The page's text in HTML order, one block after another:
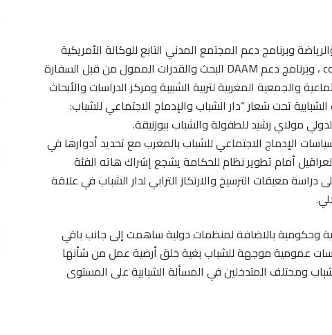
وبرنامج دعم المجتمع المدني التابع للوكالة الأمريكية
للتنمية والممول من قبل مؤسسة counterpart international ، وبرنامج دعم DAAM البحث والقدرات الممول من قبل السفارة
والجمعية المغربية لتربية الشبيبة ومركز الدراسات والأبحاث
تحت شعار “دار الشباب والإدماج الاجتماعي للشباب:
الإدماج الاجتماعي للشباب بالمغرب مع تحديد أدوارها في
أمام تطوير نظام للحكامة يشجع إشراك هاته الفئة
معيقات الترسيخ والارتكاز الترابي لدار الشباب في علاقة
وشاب وفعاليات مدنية وحكومية بالاضافة لمنظمات دولية ساهمت إلى جانب باقي
عمومية موجهة للشباب بغية خلق أرضية عمل من شأنها
ومختلف المتدخلين في المسألة الشبابية على المستوى